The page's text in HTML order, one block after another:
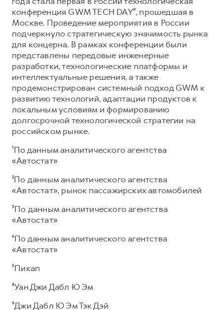
конференция GWM TECH DAY⁹, прошедшая в
Москве. Проведение мероприятия в России
подчеркнуло стратегическую значимость рынка
для концерна. В рамках конференции были
представлены передовые инженерные
разработки, технологические платформы и
интеллектуальные решения, а также
продемонстрирован системный подход GWM к
развитию технологий, адаптации продуктов к
локальным условиям и формированию
долгосрочной технологической стратегии на
российском рынке.
¹По данным аналитического агентства
«Автостат»
²По данным аналитического агентства
«Автостат», рынок пассажирских автомобилей
³По данным аналитического агентства
«Автостат»
⁴По данным аналитического агентства
«Автостат»
⁵Пикап
⁸Уан Джи Дабл Ю Эм
⁹Джи Дабл Ю Эм Тэк Дэй